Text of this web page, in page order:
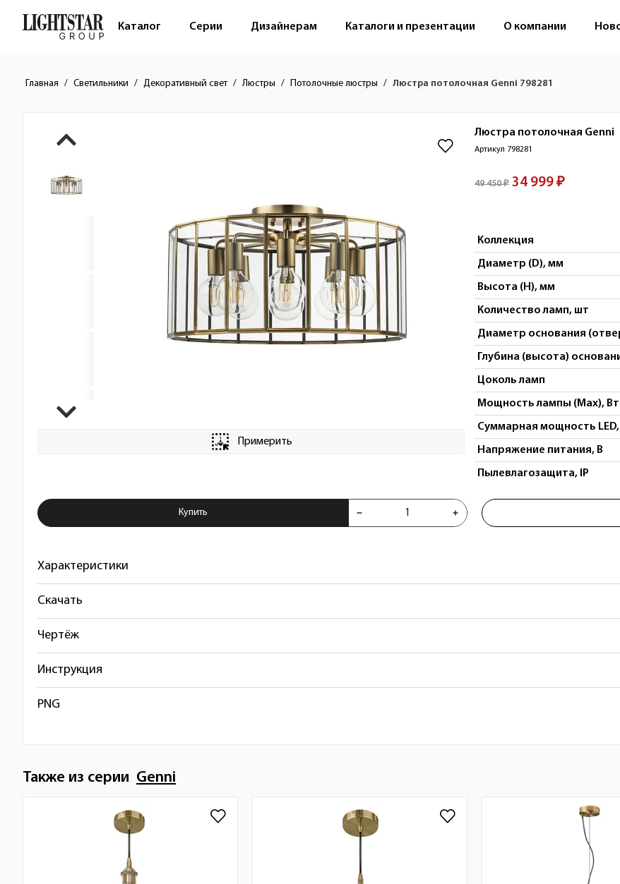
Каталог Серии Дизайнерам Каталоги и презентации О компании
Главная Светильники Декоративный свет Люстры Потолочные люстры Люстра потолочная Genni 798281
Краткое описание товара
Изображения товара
Примерить
Люстра потолочная Genni
Артикул 798281
Стоимость товара 49 450 ₽ 34 999 ₽
Коллекция
Диаметр (D), мм
Высота (H), мм
Количество ламп, шт
Диаметр основания
Глубина (высота)
Цоколь ламп
Мощность лампы (Max), Вт
Суммарная мощность LED,
Напряжение питания, В
Пылевлагозащита, IP
Купить Люстра потолочная Genni 798281
Купить
Характеристики
Скачать
Чертёж
Инструкция
PNG
Также из серии Genni